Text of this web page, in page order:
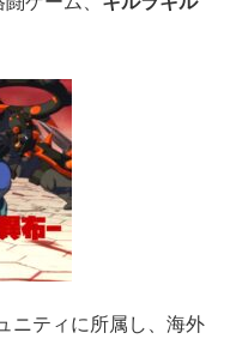
ニティに所属し、海外